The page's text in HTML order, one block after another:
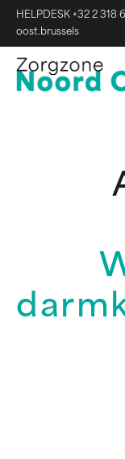
HELPDESK +32 2 318
oost.brussels